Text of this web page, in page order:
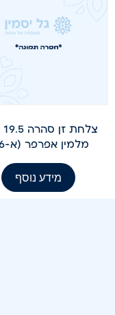
מלמין אפרפר (א-96)
מידע נוסף